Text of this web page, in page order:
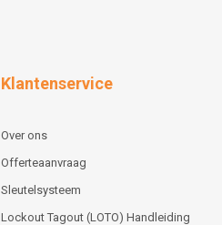
Klantenservice
Over ons
Offerteaanvraag
Sleutelsysteem
Lockout Tagout (LOTO) Handleiding